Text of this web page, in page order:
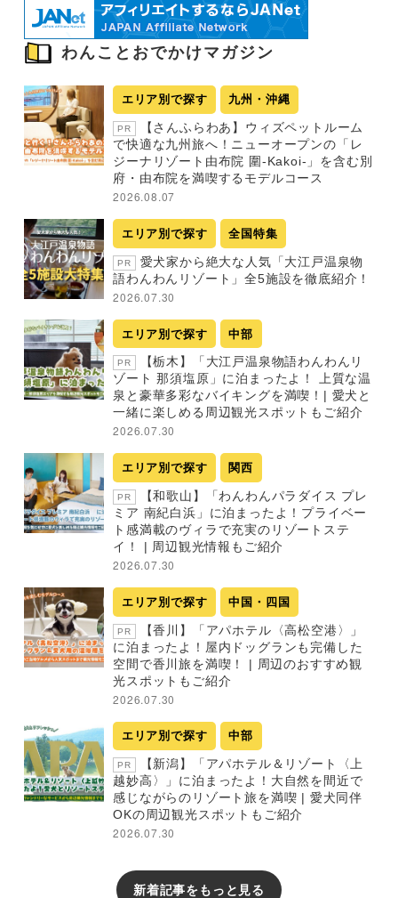
わんことおでかけマガジン
エリア別で探す 九州・沖縄
PR
【さんふらわあ】ウィズペットルーム
で快適な九州旅へ！ニューオープンの「レ
ジーナリゾート由布院 圍-Kakoi-」を含む別
府・由布院を満喫するモデルコース
2026.08.07
エリア別で探す 全国特集
PR
愛犬家から絶大な人気「大江戸温泉物
語わんわんリゾート」全5施設を徹底紹介！
2026.07.30
エリア別で探す 中部
PR
【栃木】「大江戸温泉物語わんわんリ
ゾート 那須塩原」に泊まったよ！ 上質な温
泉と豪華多彩なバイキングを満喫！| 愛犬と
一緒に楽しめる周辺観光スポットもご紹介
2026.07.30
エリア別で探す 関西
PR
【和歌山】「わんわんパラダイス プレ
ミア 南紀白浜」に泊まったよ！プライベー
ト感満載のヴィラで充実のリゾートステ
イ！ | 周辺観光情報もご紹介
2026.07.30
エリア別で探す 中国・四国
PR
【香川】「アパホテル〈高松空港〉」
に泊まったよ！屋内ドッグランも完備した
空間で香川旅を満喫！ | 周辺のおすすめ観
光スポットもご紹介
2026.07.30
エリア別で探す 中部
PR
【新潟】「アパホテル＆リゾート〈上
越妙高〉」に泊まったよ！大自然を間近で
感じながらのリゾート旅を満喫 | 愛犬同伴
OKの周辺観光スポットもご紹介
2026.07.30
新着記事をもっと見る